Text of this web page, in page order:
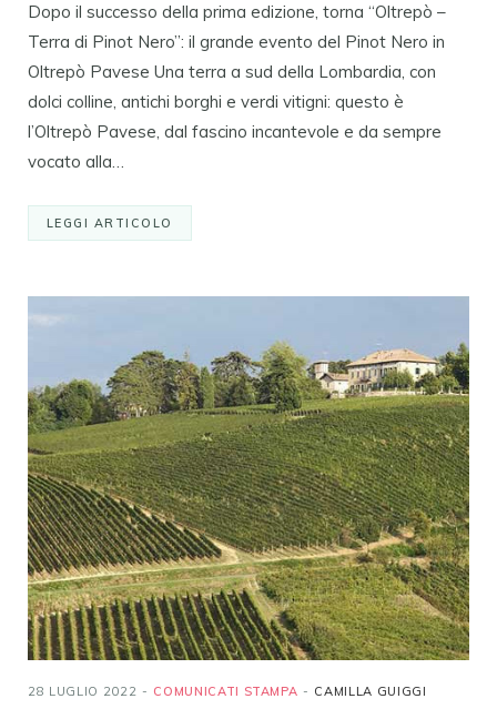
Dopo il successo della prima edizione, torna “Oltrepò –
Terra di Pinot Nero”: il grande evento del Pinot Nero in
Oltrepò Pavese Una terra a sud della Lombardia, con
dolci colline, antichi borghi e verdi vitigni: questo è
l’Oltrepò Pavese, dal fascino incantevole e da sempre
vocato alla…
LEGGI ARTICOLO
28 LUGLIO 2022 COMUNICATI STAMPA CAMILLA GUIGGI